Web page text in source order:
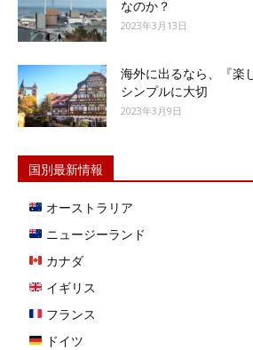
なのか？
2023年3月13日
海外に出るなら、『楽
シンプルに大切
2023年3月9日
国別最新情報
オーストラリア
ニュージーランド
カナダ
イギリス
フランス
ドイツ